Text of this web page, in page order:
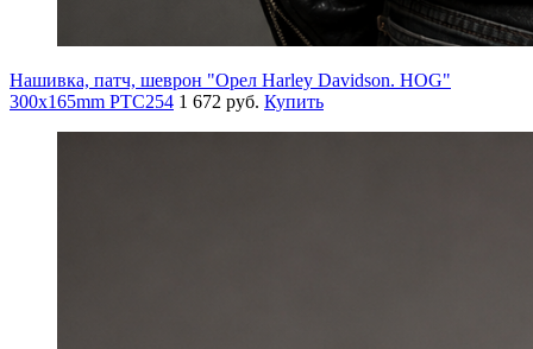
Нашивка, патч, шеврон "Орел Harley Davidson. HOG"
300x165mm PTC254 1 672 руб. Купить